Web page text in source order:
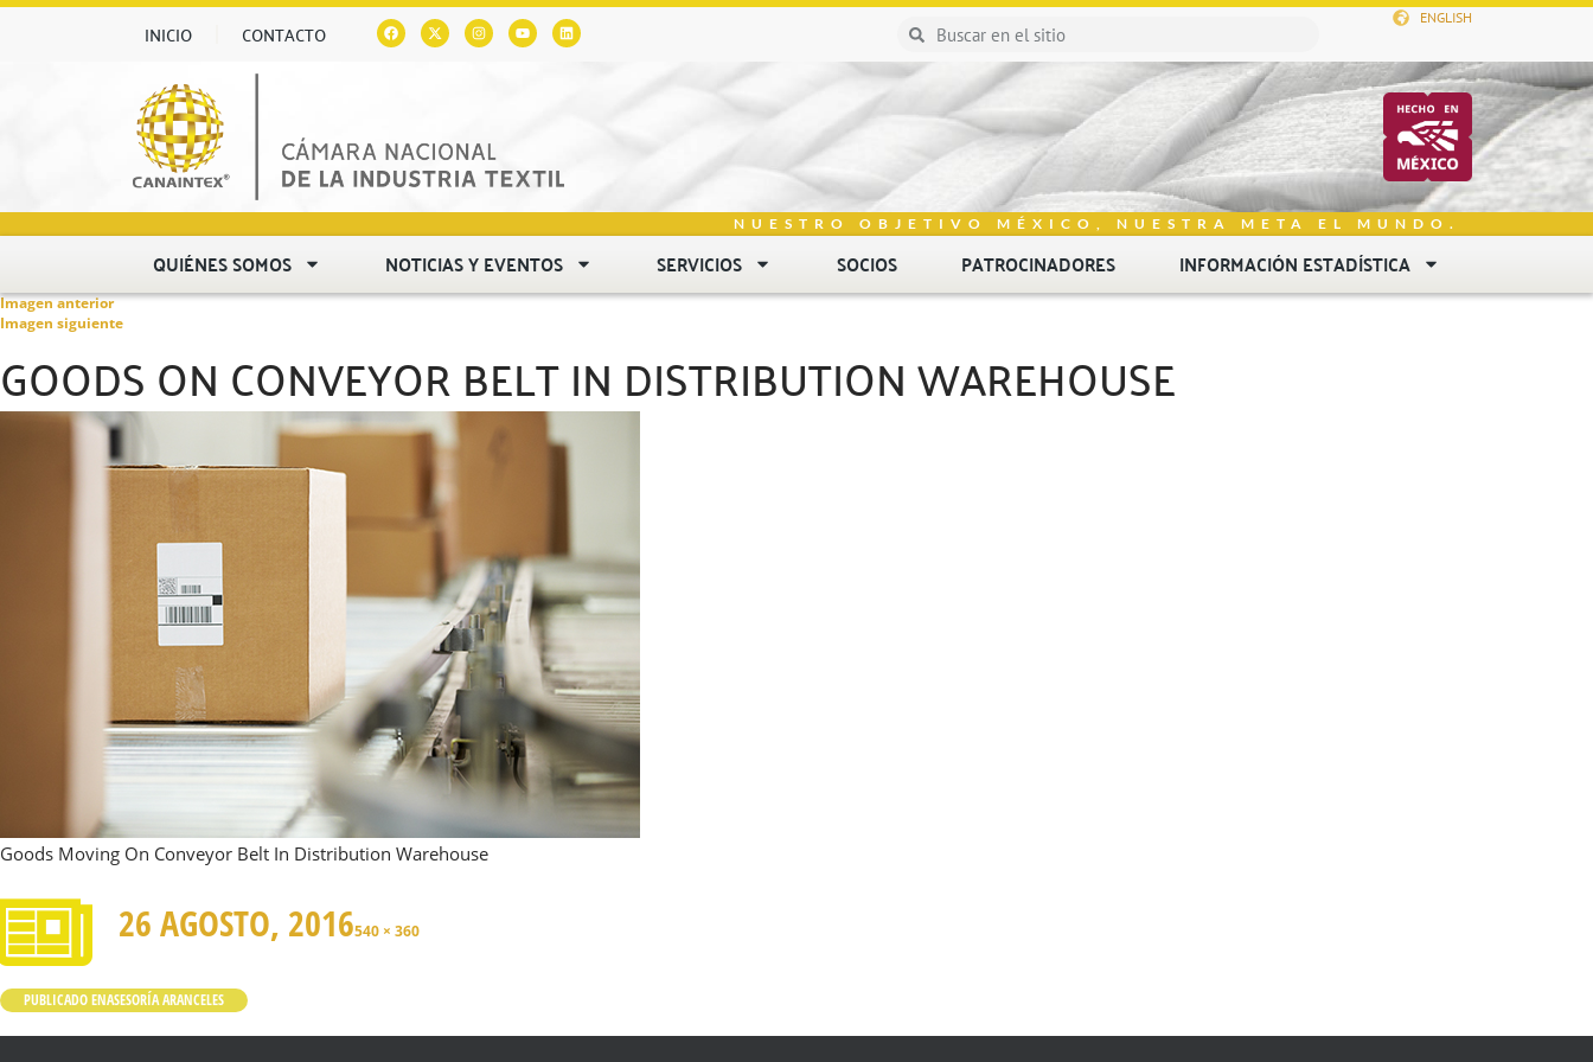
INICIO CONTACTO
ENGLISH
NUESTRO OBJETIVO MÉXICO, NUESTRA META EL MUNDO.
QUIÉNES SOMOS NOTICIAS Y EVENTOS SERVICIOS SOCIOS PATROCINADORES INFORMACIÓN ESTADÍSTICA
Imagen anterior
Imagen siguiente
GOODS ON CONVEYOR BELT IN DISTRIBUTION WAREHOUSE
Goods Moving On Conveyor Belt In Distribution Warehouse
26 AGOSTO, 2016540 × 360
PUBLICADO ENASESORÍA ARANCELES